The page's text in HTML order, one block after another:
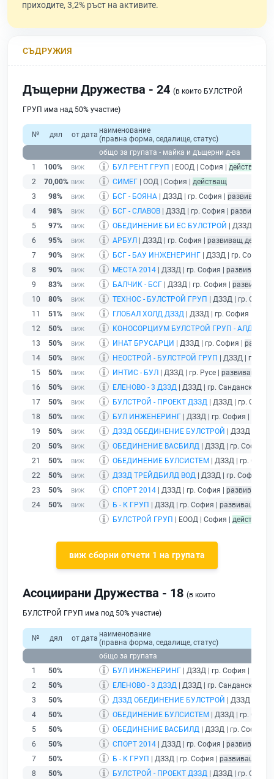
приходите, 3,2% ръст на активите.
СЪДРУЖИЯ
Дъщерни Дружества - 24 (в които БУЛСТРОЙ
ГРУП има над 50% участие)
№ дял от дата наименование
(правна форма, седалище, статус)
общо за групата - майка и дъщерни д-ва
1
100% БУЛ РЕНТ ГРУП | ЕООД | София | действащ
2
70,00% СИМЕГ | ООД | София | действащ
3
98% БСГ - БОЯНА | ДЗЗД | гр. София | развиващ
4
98% БСГ - СЛАВОВ | ДЗЗД | гр. София | развиващ
5
97% ОБЕДИНЕНИЕ БИ ЕС БУЛСТРОЙ
| ДЗЗД | гр.
6
95% АРБУЛ | ДЗЗД | гр. София | развиващ дейност
7
90% БСГ - БАУ ИНЖЕНЕРИНГ | ДЗЗД | гр. София |
8
90% МЕСТА 2014 | ДЗЗД | гр. София | развиващ
9
83% БАЛЧИК - БСГ | ДЗЗД | гр. София | развиващ
10
80% ТЕХНОС - БУЛСТРОЙ ГРУП
| ДЗЗД | гр.
11
51% ГЛОБАЛ ХОЛД ДЗЗД | ДЗЗД | гр. София |
12
50%
КОНОСОРЦИУМ БУЛСТРОЙ ГРУП - АЛДИ
13
50% ИНАТ БРУСАРЦИ | ДЗЗД | гр. София |
14
50% НЕОСТРОЙ - БУЛСТРОЙ ГРУП
| ДЗЗД | гр.
15
50% ИНТИС - БУЛ | ДЗЗД | гр. Русе | развиващ
16
50% ЕЛЕНОВО - 3 ДЗЗД | ДЗЗД | гр. Сандански |
17
50% БУЛСТРОЙ - ПРОЕКТ ДЗЗД | ДЗЗД | гр.
18
50% БУЛ ИНЖЕНЕРИНГ | ДЗЗД | гр. София |
19
50% ДЗЗД ОБЕДИНЕНИЕ БУЛСТРОЙ
| ДЗЗД | гр.
20
50% ОБЕДИНЕНИЕ ВАСБИЛД | ДЗЗД | гр. София |
21
50% ОБЕДИНЕНИЕ БУЛСИСТЕМ | ДЗЗД | гр.
22
50% ДЗЗД ТРЕЙДБИЛД ВОД | ДЗЗД | гр. София |
23
50% СПОРТ 2014 | ДЗЗД | гр. София | развиващ
24
50% Б - К ГРУП | ДЗЗД | гр. София | развиващ
БУЛСТРОЙ ГРУП
| ЕООД | София | действащ
виж сборни отчети 1 на групата
Асоциирани Дружества - 18 (в които
БУЛСТРОЙ ГРУП има под 50% участие)
№ дял от дата наименование
(правна форма, седалище, статус)
общо за групата
1
50% БУЛ ИНЖЕНЕРИНГ | ДЗЗД | гр. София |
2
50% ЕЛЕНОВО - 3 ДЗЗД | ДЗЗД | гр. Сандански |
3
50% ДЗЗД ОБЕДИНЕНИЕ БУЛСТРОЙ
| ДЗЗД | гр.
4
50% ОБЕДИНЕНИЕ БУЛСИСТЕМ | ДЗЗД | гр.
5
50% ОБЕДИНЕНИЕ ВАСБИЛД | ДЗЗД | гр. София |
6
50% СПОРТ 2014 | ДЗЗД | гр. София | развиващ
7
50% Б - К ГРУП | ДЗЗД | гр. София | развиващ
8
50% БУЛСТРОЙ - ПРОЕКТ ДЗЗД | ДЗЗД | гр.